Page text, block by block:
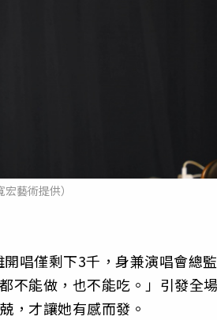
藝術提供）
唱僅剩下3千，身兼演唱會總監
不能做，也不能吃。」引發全
，才讓她有感而發。